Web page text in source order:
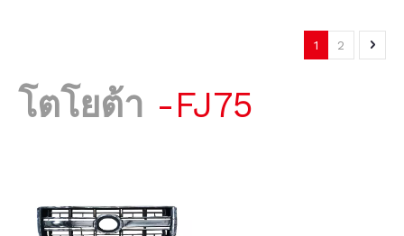
1 2
โตโยต้า -FJ75